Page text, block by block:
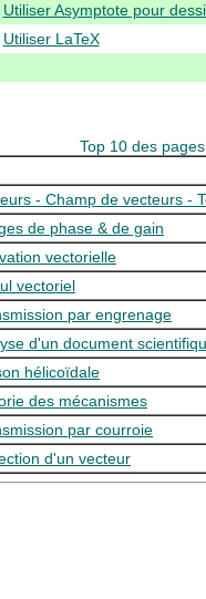
Utiliser Asymptote pour
Utiliser LaTeX
Top 10 des
- Champ de vecteurs -
de phase & de gain
vectorielle
vectoriel
par engrenage
d'un document
hélicoïdale
des mécanismes
par courroie
d'un vecteur